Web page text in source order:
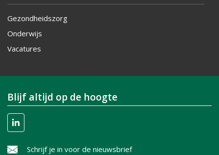
Gezondheidszorg
Onderwijs
Vacatures
Blijf altijd op de hoogte
Schrijf je in voor de nieuwsbrief